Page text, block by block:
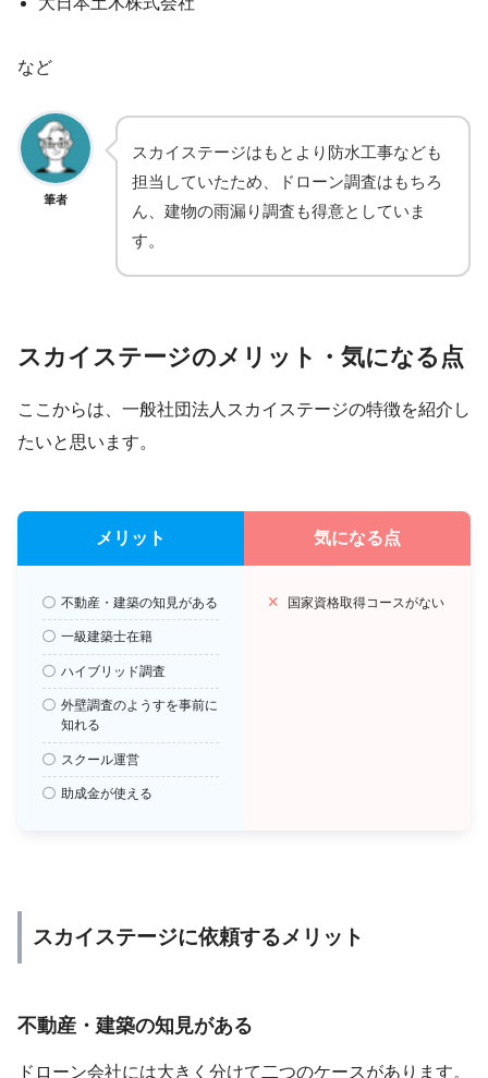
など
筆者
スカイステージはもとより防水工事なども
担当していたため、ドローン調査はもちろ
ん、建物の雨漏り調査も得意としていま
す。
スカイステージのメリット・気になる点
ここからは、一般社団法人スカイステージの特徴を紹介し
たいと思います。
メリット
不動産・建築の知見がある
一級建築士在籍
ハイブリッド調査
外壁調査のようすを事前に
知れる
スクール運営
助成金が使える
気になる点
国家資格取得コースがない
スカイステージに依頼するメリット
不動産・建築の知見がある
ドローン会社には大きく分けて二つのケースがあります。